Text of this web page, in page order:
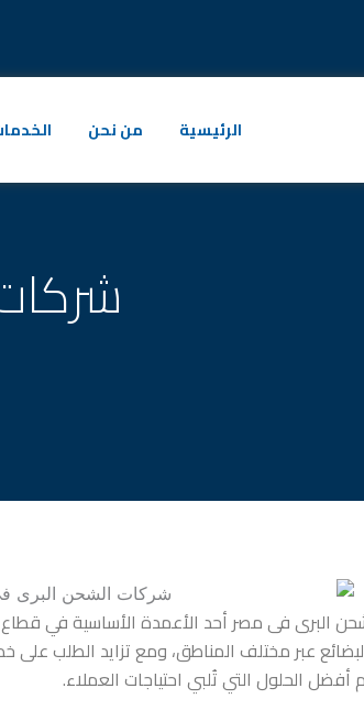
الرئيسية من نحن
البرى فى مصر أحد الأعمدة الأساسية في قطاع
عبر مختلف المناطق، ومع تزايد الطلب على
أفضل الحلول التي تُلبي احتياجات العملاء.